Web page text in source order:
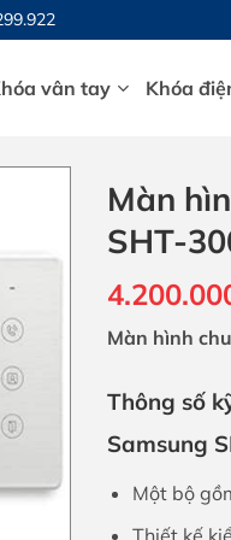
vân tay Khóa
Màn
SHT-
Màn hình
Thông số
Samsung
Một bộ
Thiết kế